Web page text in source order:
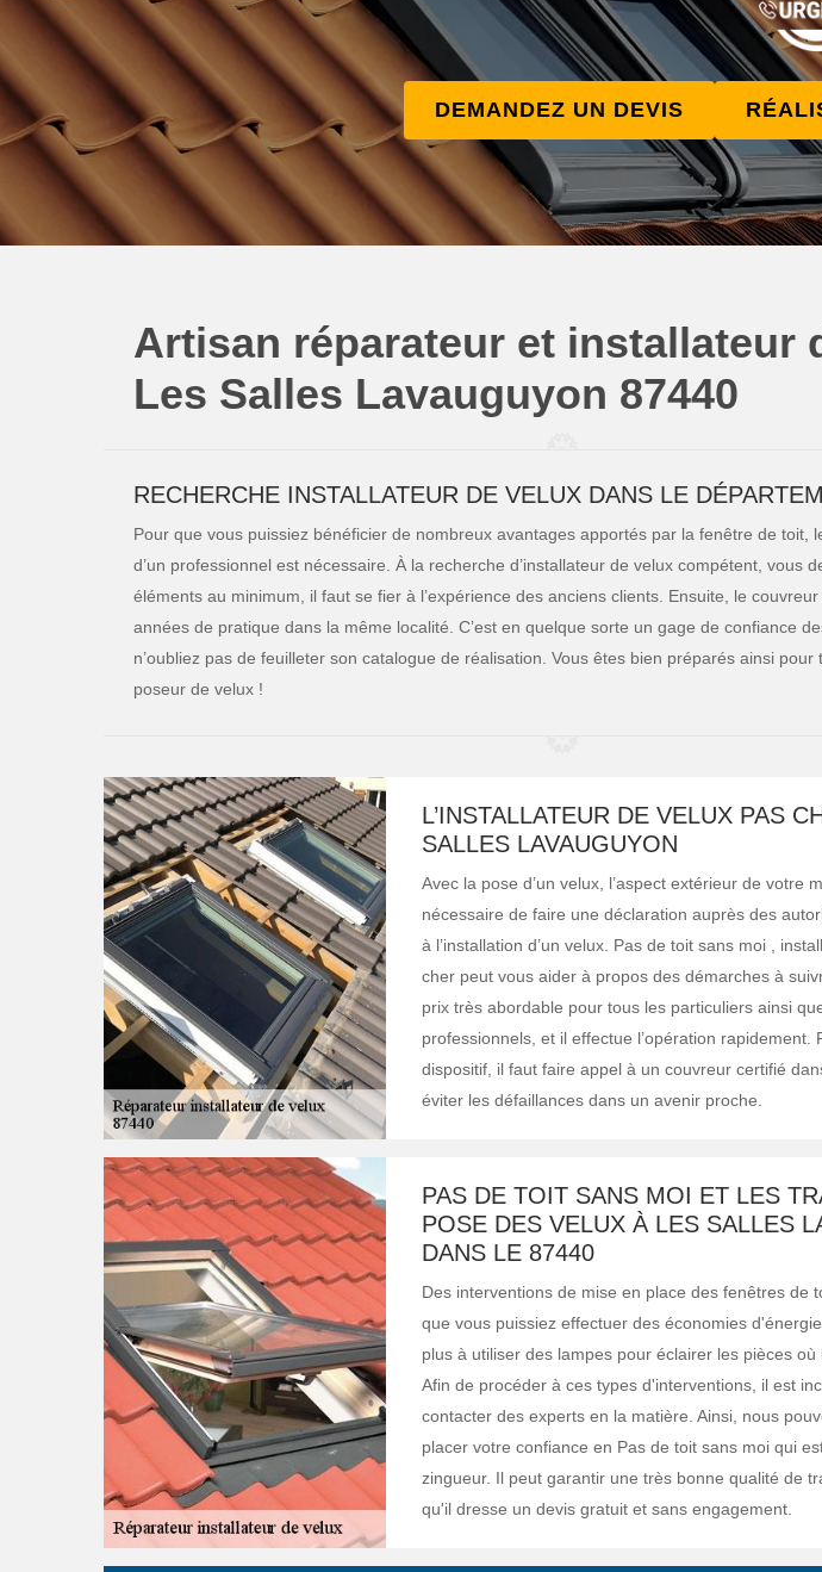
DEMANDEZ UN DEVIS
Artisan réparateur et installateur
Les Salles Lavauguyon 87440
RECHERCHE INSTALLATEUR DE VELUX DANS LE
Pour que vous puissiez bénéficier de nombreux avantages apportés par la fenêtre de toit,
d’un professionnel est nécessaire. À la recherche d’installateur de velux compétent, vous
éléments au minimum, il faut se fier à l’expérience des anciens clients. Ensuite, le
années de pratique dans la même localité. C’est en quelque sorte un gage de confiance
n’oubliez pas de feuilleter son catalogue de réalisation. Vous êtes bien préparés ainsi pour
poseur de velux !
L’INSTALLATEUR DE VELUX PAS
SALLES LAVAUGUYON
Avec la pose d’un velux, l’aspect extérieur de votre
nécessaire de faire une déclaration auprès des
à l’installation d’un velux. Pas de toit sans moi ,
cher peut vous aider à propos des démarches à
prix très abordable pour tous les particuliers ainsi
professionnels, et il effectue l’opération rapidement.
dispositif, il faut faire appel à un couvreur certifié
éviter les défaillances dans un avenir proche.
PAS DE TOIT SANS MOI ET LES
POSE DES VELUX À LES SALLES
DANS LE 87440
Des interventions de mise en place des fenêtres de
que vous puissiez effectuer des économies
plus à utiliser des lampes pour éclairer les pièces où
Afin de procéder à ces types d'interventions, il est
contacter des experts en la matière. Ainsi, nous
placer votre confiance en Pas de toit sans moi qui
zingueur. Il peut garantir une très bonne qualité de
qu'il dresse un devis gratuit et sans engagement.